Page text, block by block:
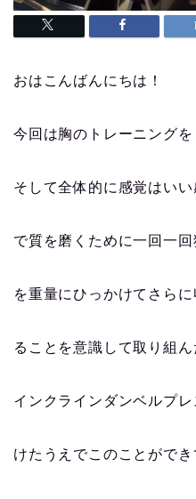
おはこんばんにちは！
今回は胸のトレーニング
そして全体的に感覚はい
で質を磨くために一回一
を重量にひっかけてさら
ることを意識して取り組ん
インクラインダンベルプ
けたうえでこのことがで